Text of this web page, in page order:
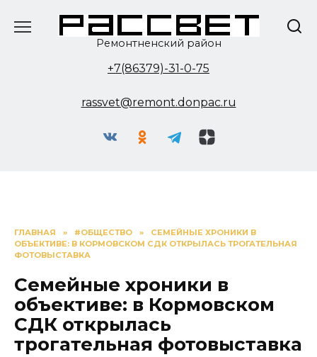
Ремонтненский район
+7(86379)-31-0-75
rassvet@remont.donpac.ru
ГЛАВНАЯ » #ОБЩЕСТВО »
СЕМЕЙНЫЕ ХРОНИКИ В
ОБЪЕКТИВЕ: В КОРМОВСКОМ СДК ОТКРЫЛАСЬ ТРОГАТЕЛЬНАЯ
ФОТОВЫСТАВКА
Семейные хроники в
объективе: в Кормовском
СДК открылась
трогательная фотовыставка